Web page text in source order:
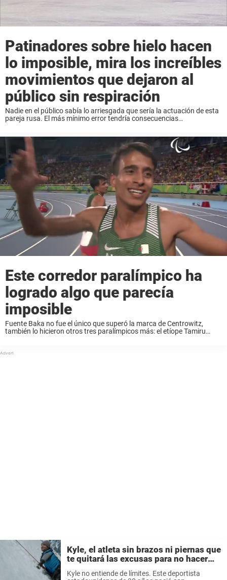
Patinadores sobre hielo hacen
lo imposible, mira los increíbles
movimientos que dejaron al
público sin respiración
Nadie en el público sabía lo arriesgada que sería la actuación de esta
pareja rusa. El más mínimo error tendría consecuencias
Este corredor paralímpico ha
logrado algo que parecía
imposible
Fuente Baka no fue el único que superó la marca de Centrowitz,
también lo hicieron otros tres paralímpicos más: el etíope Tamiru
Kyle, el atleta sin brazos ni piernas que
te quitará las excusas para no hacer
Kyle no entiende de límites. Este deportista